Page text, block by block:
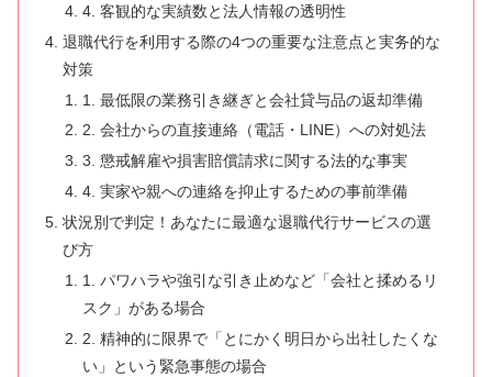
4. 客観的な実績数と法人情報の透明性
退職代行を利用する際の4つの重要な注意点と実务的な
対策
1. 最低限の業務引き継ぎと会社貸与品の返却準備
2. 会社からの直接連絡（電話・LINE）への対処法
3. 懲戒解雇や損害賠償請求に関する法的な事実
4. 実家や親への連絡を抑止するための事前準備
状況別で判定！あなたに最適な退職代行サービスの選
び方
1. パワハラや強引な引き止めなど「会社と揉めるリ
スク」がある場合
2. 精神的に限界で「とにかく明日から出社したくな
い」という緊急事態の場合